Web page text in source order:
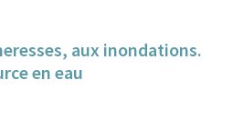
aux inondations.
en eau